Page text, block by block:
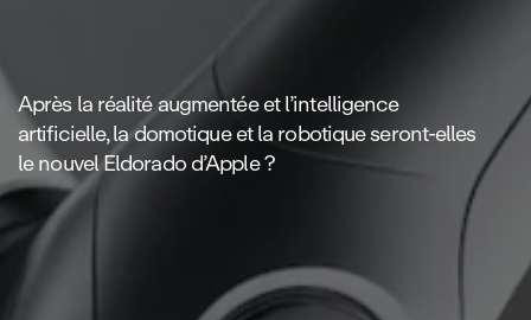
Après la réalité augmentée et l’intelligence
artificielle, la domotique et la robotique seront‑elles
le nouvel Eldorado d’Apple ?